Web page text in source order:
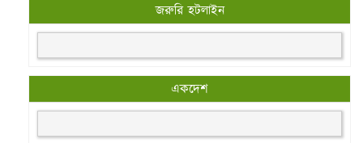
জরুরি হটলাইন
একদেশ